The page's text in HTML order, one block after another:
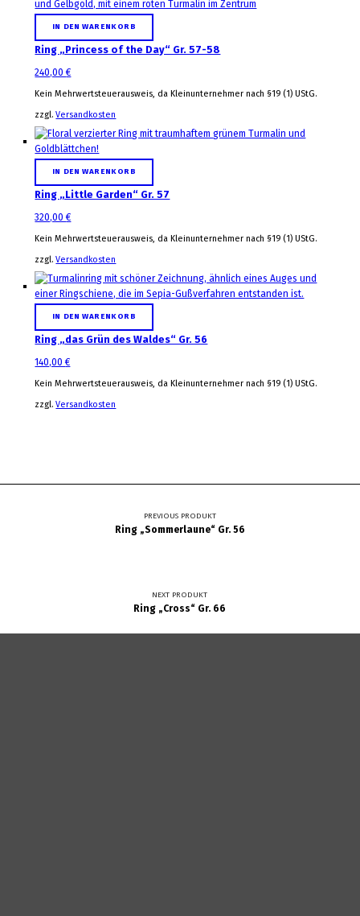
IN DEN WARENKORB
Ring „Princess of the Day“ Gr. 57-58
240,00€
Kein Mehrwertsteuerausweis, da Kleinunternehmer nach §19 (1) UStG.
zzgl.Versandkosten
IN DEN WARENKORB
Ring „Little Garden“ Gr. 57
320,00€
Kein Mehrwertsteuerausweis, da Kleinunternehmer nach §19 (1) UStG.
zzgl.Versandkosten
IN DEN WARENKORB
Ring „das Grün des Waldes“ Gr. 56
140,00€
Kein Mehrwertsteuerausweis, da Kleinunternehmer nach §19 (1) UStG.
zzgl.Versandkosten
Beitragsnavigation
PREVIOUS PRODUKT
Ring „Sommerlaune“ Gr. 56
NEXT PRODUKT
Ring „Cross“ Gr. 66